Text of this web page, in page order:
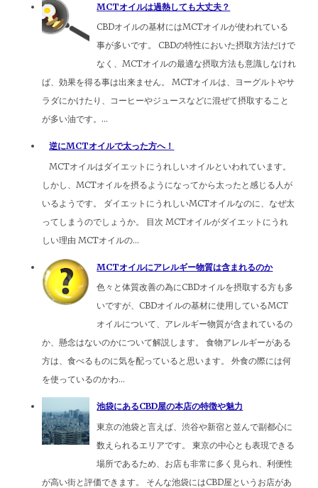
MCTオイルは過熱しても大丈夫？
CBDオイルの基材にはMCTオイルが使われている
事が多いです。 CBDの特性においた摂取方法だけで
なく、MCTオイルの最適な摂取方法も意識しなけれ
ば、効果を得る事は出来ません。 MCTオイルは、ヨーグルトやサ
ラダにかけたり、コーヒーやジュースなどに混ぜて摂取すること
が多い油です。...
逆にMCTオイルで太った方へ！
MCTオイルはダイエットにうれしいオイルといわれています。
しかし、MCTオイルを摂るようになってから太ったと感じる人が
いるようです。 ダイエットにうれしいMCTオイルなのに、なぜ太
ってしまうのでしょうか。 目次 MCTオイルがダイエットにうれ
しい理由 MCTオイルの...
MCTオイルにアレルギー物質は含まれるのか
色々と体質改善の為にCBDオイルを摂取する方も多
いですが、CBDオイルの基材に使用しているMCT
オイルについて、アレルギー物質が含まれているの
か、懸念はないのかについて解説します。 食物アレルギーがある
方は、食べるものに気を配っていると思います。 外食の際には何
を使っているのかわ...
池袋にあるCBD屋の本店の特徴や魅力
東京の池袋と言えば、渋谷や新宿と並んで副都心に
数えられるエリアです。 東京の中心とも表現できる
場所であるため、お店も非常に多く見られ、利便性
が高い街と評価できます。 そんな池袋にはCBD屋というお店があ